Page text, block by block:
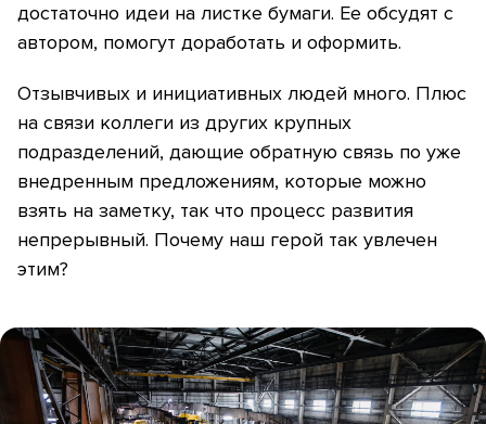
достаточно идеи на листке бумаги. Ее обсудят с
автором, помогут доработать и оформить.
Отзывчивых и инициативных людей много. Плюс
на связи коллеги из других крупных
подразделений, дающие обратную связь по уже
внедренным предложениям, которые можно
взять на заметку, так что процесс развития
непрерывный. Почему наш герой так увлечен
этим?